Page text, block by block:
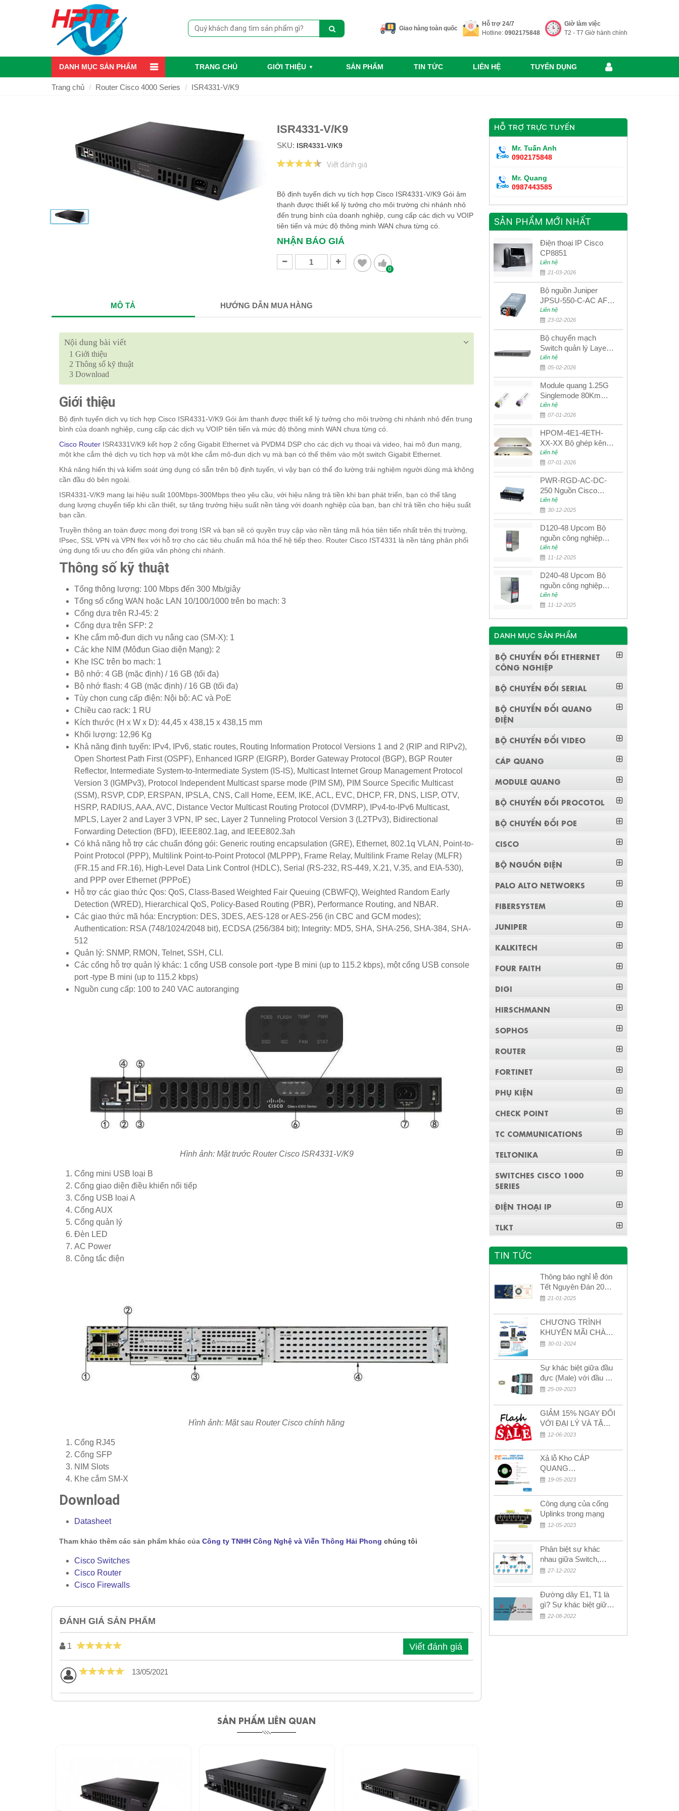
Giao hàng toàn quốc
Hỗ trợ 24/7
Hotline: 0902175848
Giờ làm việc
T2 - T7 Giờ hành chính
DANH MỤC SẢN PHẨM TRANG CHỦ GIỚI THIỆU SẢN PHẨM TIN TỨC LIÊN HỆ TUYỂN DỤNG
Trang chủ Router Cisco 4000 Series ISR4331-V/K9
ISR4331-V/K9
SKU: ISR4331-V/K9
Viết đánh giá
Bộ định tuyến dịch vụ tích hợp Cisco ISR4331-V/K9 Gói âm
thanh được thiết kế lý tưởng cho môi trường chi nhánh nhỏ
đến trung bình của doanh nghiệp, cung cấp các dịch vụ VOIP
tiên tiến và mức độ thông minh WAN chưa từng có.
NHẬN BÁO GIÁ
0
MÔ TẢ HƯỚNG DẪN MUA HÀNG
Nội dung bài viết
1 Giới thiệu
2 Thông số kỹ thuật
3 Download
Giới thiệu
Bộ định tuyến dịch vụ tích hợp Cisco ISR4331-V/K9 Gói âm thanh được thiết kế lý tưởng cho môi trường chi nhánh nhỏ đến trung
bình của doanh nghiệp, cung cấp các dịch vụ VOIP tiên tiến và mức độ thông minh WAN chưa từng có.
Cisco Router ISR4331V/K9 kết hợp 2 cổng Gigabit Ethernet và PVDM4 DSP cho các dịch vụ thoại và video, hai mô đun mạng,
một khe cắm thẻ dịch vụ tích hợp và một khe cắm mô-đun dịch vụ mà bạn có thể thêm vào một switch Gigabit Ethernet.
Khả năng hiển thị và kiểm soát ứng dụng có sẵn trên bộ định tuyến, vì vậy bạn có thể đo lường trải nghiệm người dùng mà không
cần đầu dò bên ngoài.
ISR4331-V/K9 mang lại hiệu suất 100Mbps-300Mbps theo yêu cầu, với hiệu năng trả tiền khi bạn phát triển, bạn có thể tăng
dung lượng chuyển tiếp khi cần thiết, sự tăng trưởng hiệu suất nền tảng với doanh nghiệp của bạn, bạn chỉ trả tiền cho hiệu suất
bạn cần.
Truyền thông an toàn được mong đợi trong ISR và bạn sẽ có quyền truy cập vào nền tảng mã hóa tiên tiến nhất trên thị trường,
IPsec, SSL VPN và VPN flex với hỗ trợ cho các tiêu chuẩn mã hóa thế hệ tiếp theo. Router Cisco IST4331 là nền tảng phân phối
ứng dụng tối ưu cho đến giữa văn phòng chi nhánh.
Thông số kỹ thuật
Tổng thông lượng: 100 Mbps đến 300 Mb/giây
Tổng số cổng WAN hoặc LAN 10/100/1000 trên bo mạch: 3
Cổng dựa trên RJ-45: 2
Cổng dựa trên SFP: 2
Khe cắm mô-đun dịch vụ nâng cao (SM-X): 1
Các khe NIM (Môđun Giao diện Mạng): 2
Khe ISC trên bo mạch: 1
Bộ nhớ: 4 GB (mặc định) / 16 GB (tối đa)
Bộ nhớ flash: 4 GB (mặc định) / 16 GB (tối đa)
Tùy chọn cung cấp điện: Nội bộ: AC và PoE
Chiều cao rack: 1 RU
Kích thước (H x W x D): 44,45 x 438,15 x 438,15 mm
Khối lượng: 12,96 Kg
Khả năng định tuyến: IPv4, IPv6, static routes, Routing Information Protocol Versions 1 and 2 (RIP and RIPv2),
Open Shortest Path First (OSPF), Enhanced IGRP (EIGRP), Border Gateway Protocol (BGP), BGP Router
Reflector, Intermediate System-to-Intermediate System (IS-IS), Multicast Internet Group Management Protocol
Version 3 (IGMPv3), Protocol Independent Multicast sparse mode (PIM SM), PIM Source Specific Multicast
(SSM), RSVP, CDP, ERSPAN, IPSLA, CNS, Call Home, EEM, IKE, ACL, EVC, DHCP, FR, DNS, LISP, OTV,
HSRP, RADIUS, AAA, AVC, Distance Vector Multicast Routing Protocol (DVMRP), IPv4-to-IPv6 Multicast,
MPLS, Layer 2 and Layer 3 VPN, IP sec, Layer 2 Tunneling Protocol Version 3 (L2TPv3), Bidirectional
Forwarding Detection (BFD), IEEE802.1ag, and IEEE802.3ah
Có khả năng hỗ trợ các chuẩn đóng gói: Generic routing encapsulation (GRE), Ethernet, 802.1q VLAN, Point-to-
Point Protocol (PPP), Multilink Point-to-Point Protocol (MLPPP), Frame Relay, Multilink Frame Relay (MLFR)
(FR.15 and FR.16), High-Level Data Link Control (HDLC), Serial (RS-232, RS-449, X.21, V.35, and EIA-530),
and PPP over Ethernet (PPPoE)
Hỗ trợ các giao thức Qos: QoS, Class-Based Weighted Fair Queuing (CBWFQ), Weighted Random Early
Detection (WRED), Hierarchical QoS, Policy-Based Routing (PBR), Performance Routing, and NBAR.
Các giao thức mã hóa: Encryption: DES, 3DES, AES-128 or AES-256 (in CBC and GCM modes);
Authentication: RSA (748/1024/2048 bit), ECDSA (256/384 bit); Integrity: MD5, SHA, SHA-256, SHA-384, SHA-
512
Quản lý: SNMP, RMON, Telnet, SSH, CLI.
Các cổng hỗ trợ quản lý khác: 1 cổng USB console port -type B mini (up to 115.2 kbps), một cổng USB console
port -type B mini (up to 115.2 kbps)
Nguồn cung cấp: 100 to 240 VAC autoranging
Hình ảnh: Mặt trước Router Cisco ISR4331-V/K9
Cổng mini USB loại B
Cổng giao diện điều khiển nối tiếp
Cổng USB loại A
Cổng AUX
Cổng quản lý
Đèn LED
AC Power
Công tắc điện
Hình ảnh: Mặt sau Router Cisco chính hãng
Cổng RJ45
Cổng SFP
NIM Slots
Khe cắm SM-X
Download
Datasheet
Tham khảo thêm các sản phẩm khác của Công ty TNHH Công Nghệ và Viễn Thông Hải Phong chúng tôi
Cisco Switches
Cisco Router
Cisco Firewalls
ĐÁNH GIÁ SẢN PHẨM
1 Viết đánh giá
13/05/2021
SẢN PHẨM LIÊN QUAN
HỖ TRỢ TRỰC TUYẾN
Mr. Tuấn Anh
0902175848
Mr. Quang
0987443585
SẢN PHẨM MỚI NHẤT
Điện thoại IP Cisco
CP8851
Liên hệ
21-03-2026
Bộ nguồn Juniper
JPSU-550-C-AC AFO
nguồn AC công suất
550W dùng cho dòng
switch Juniper
Networks EX4400
Liên hệ
23-02-2026
Bộ chuyển mạch
Switch quản lý Layer 3
Juniper QFX5100-48S
Liên hệ
05-02-2026
Module quang 1.25G
Singlemode 80Km
UPCOM MWS-12-45-
80AD/MWS-12-54-
80BD
Liên hệ
07-01-2026
HPOM-4E1-4ETH-
XX-XX Bộ ghép kênh
quang quản lý SDH
4E1+4ETH+RS232
Liên hệ
07-01-2026
PWR-RGD-AC-DC-
250 Nguồn Cisco
Industrial 250W
PoE/PoE+
Liên hệ
30-12-2025
D120-48 Upcom Bộ
nguồn công nghiệp
đầu ra đơn 120W
48VDC
Liên hệ
11-12-2025
D240-48 Upcom Bộ
nguồn công nghiệp
đầu ra đơn 240W
48VDC
Liên hệ
11-12-2025
DANH MỤC SẢN PHẨM
BỘ CHUYỂN ĐỔI ETHERNET
CÔNG NGHIỆP
BỘ CHUYỂN ĐỔI SERIAL
BỘ CHUYỂN ĐỔI QUANG
ĐIỆN
BỘ CHUYỂN ĐỔI VIDEO
CÁP QUANG
MODULE QUANG
BỘ CHUYỂN ĐỔI PROCOTOL
BỘ CHUYỂN ĐỔI POE
CISCO
BỘ NGUỒN ĐIỆN
PALO ALTO NETWORKS
FIBERSYSTEM
JUNIPER
KALKITECH
FOUR FAITH
DIGI
HIRSCHMANN
SOPHOS
ROUTER
FORTINET
PHỤ KIỆN
CHECK POINT
TC COMMUNICATIONS
TELTONIKA
SWITCHES CISCO 1000
SERIES
ĐIỆN THOẠI IP
TLKT
TIN TỨC
Thông báo nghỉ lễ đón
Tết Nguyên Đán 2026
– Xuân Bính Ngọ!
21-01-2025
CHƯƠNG TRÌNH
KHUYẾN MÃI CHÀO
MỪNG NĂM MỚI
30-01-2024
Sự khác biệt giữa đầu
đực (Male) với đầu cái
(Female) trong bộ đầu
25-09-2023
GIẢM 15% NGAY ĐỐI
VỚI ĐẠI LÝ VÀ TẶNG
QUÀ KHÁCH HÀNG
12-06-2023
Xả lỗ Kho CÁP
QUANG
MULTIMODE CÁP
MULTIMODE 4-8-12-
24Fo SỢI OM1-OM2-
OM3 Siêu Rẻ 5k
19-05-2023
Công dụng của cổng
Uplinks trong mạng
12-05-2023
Phân biệt sự khác
nhau giữa Switch,
Router và Hub
27-12-2022
Đường dây E1, T1 là
gì? Sự khác biệt giữa
E1 và T1
22-08-2022